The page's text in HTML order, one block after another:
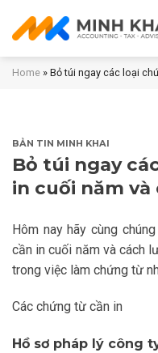
Home » Bỏ túi ngay các loại
BẢN TIN MINH KHAI
Bỏ túi ngay
in cuối năm
Hôm nay hãy cùng
cần in cuối năm và cách
trong việc làm chứng từ
Các chứng từ cần in
Hồ sơ pháp lý công